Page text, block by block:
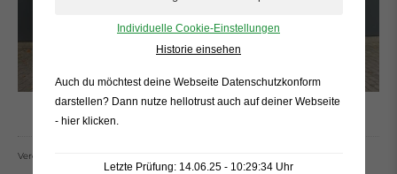
Veröffentlich am 09.10.2024
Individuelle Cookie-Einstellungen
Historie einsehen
Auch du möchtest deine Webseite Datenschutzkonform
darstellen? Dann nutze hellotrust auch auf deiner Webseite
- hier klicken
Letzte Prüfung: 14.06.25 - 10:29:34 Uhr